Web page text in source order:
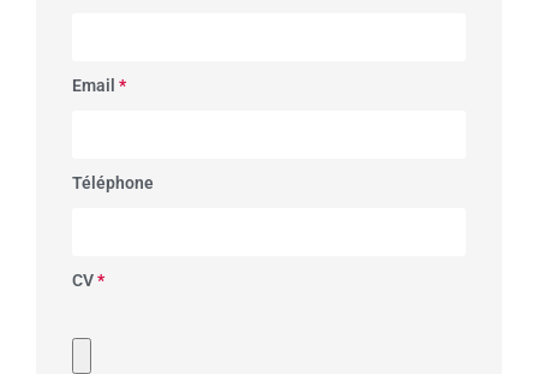
Email *
Téléphone
CV*